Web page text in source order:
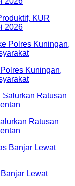
KUR
2026
Kuningan,
Ratusan
Lewat